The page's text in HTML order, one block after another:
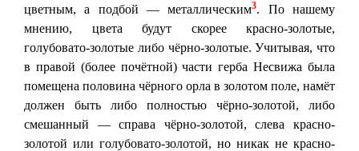
цветным, а подбой — металлическим3. По нашему
мнению, цвета будут скорее красно-золотые,
голубовато-золотые либо чёрно-золотые. Учитывая, что
в правой (более почётной) части герба Несвижа была
помещена половина чёрного орла в золотом поле, намёт
должен быть либо полностью чёрно-золотой, либо
смешанный — справа чёрно-золотой, слева красно-
золотой или голубовато-золотой, но никак не красно-